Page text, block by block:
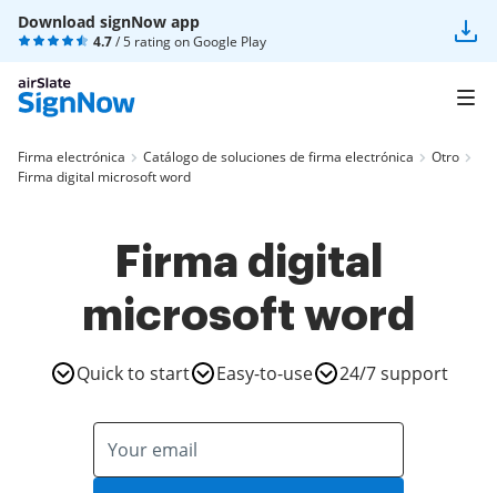
Download signNow app
4.7/ 5 rating onGoogle Play
Firma electrónica Catálogo de soluciones de firma electrónica
Otro
Firma digital microsoft word
Firma digital
microsoft word
Quick to start Easy-to-use 24/7 support